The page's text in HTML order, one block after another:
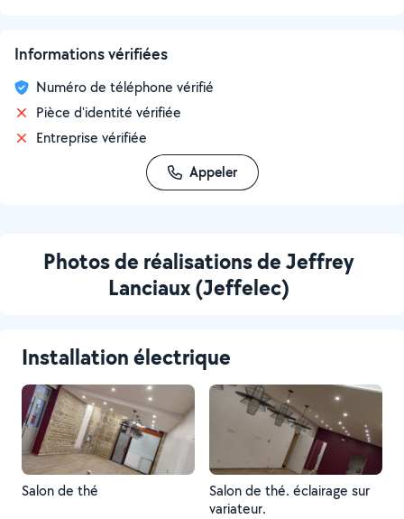
Informations vérifiées
Numéro de téléphone vérifié
Pièce d'identité vérifiée
Entreprise vérifiée
Appeler
Photos de réalisations de Jeffrey
Lanciaux (Jeffelec)
Installation électrique
Salon de thé
Salon de thé. éclairage sur
variateur.